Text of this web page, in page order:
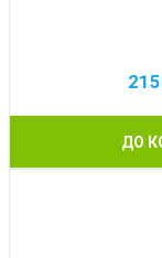
ДО